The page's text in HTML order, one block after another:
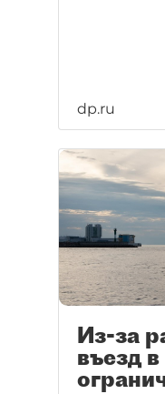
dp.ru
Из-за
въезд